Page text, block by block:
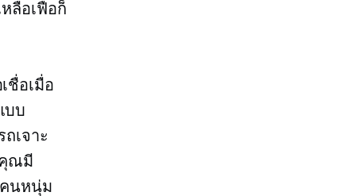
ลือเฟือก็
ชื่อเมื่อ
บบ
เจาะ
คุณมี
คนหนุ่ม